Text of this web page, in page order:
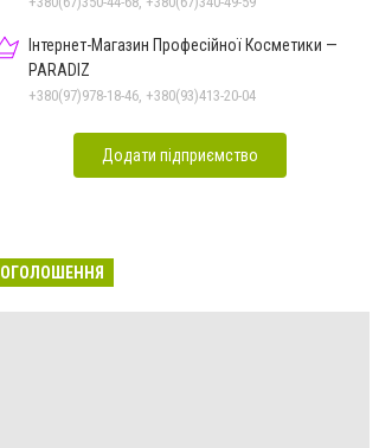
Інтернет-Магазин Професійної Косметики —
PARADIZ
+380(97)978-18-46, +380(93)413-20-04
Додати підприємство
ОГОЛОШЕННЯ